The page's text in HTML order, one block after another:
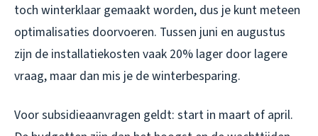
toch winterklaar gemaakt worden, dus je kunt meteen
optimalisaties doorvoeren. Tussen juni en augustus
zijn de installatiekosten vaak 20% lager door lagere
vraag, maar dan mis je de winterbesparing.
Voor subsidieaanvragen geldt: start in maart of april.